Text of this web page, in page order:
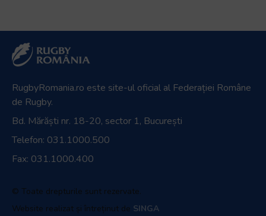
RugbyRomania.ro este site-ul oficial al Federației Române
de Rugby.
Bd. Mărăști nr. 18-20, sector 1, București
Telefon: 031.1000.500
Fax: 031.1000.400
© Toate drepturile sunt rezervate.
Website realizat și întreținut de SINGA